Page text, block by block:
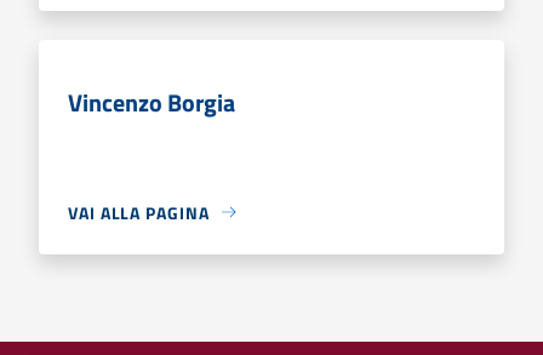
Vincenzo Borgia
VAI ALLA PAGINA